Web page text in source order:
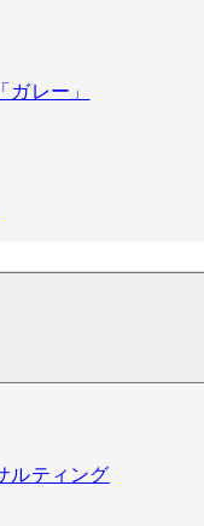
レー」
ルティング